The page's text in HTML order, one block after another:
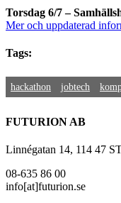
Torsdag 6/7 –
Mer och uppdaterad
Tags:
hackathon jobtech
FUTURION AB
Linnégatan 14, 114 47
08-635 86 00
info[at]futurion.se